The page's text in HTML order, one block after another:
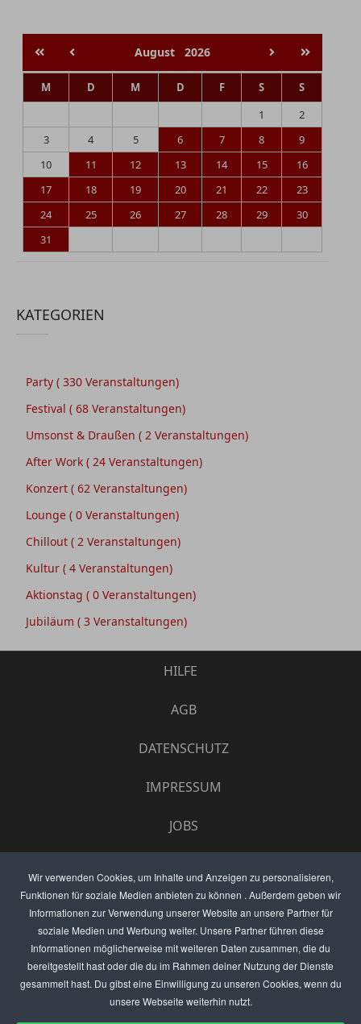
Wir verwenden Cookies, um Inhalte und Anzeigen zu personalisieren,
Funktionen für soziale Medien anbieten zu können . Außerdem geben wir
Informationen zur Verwendung unserer Website an unsere Partner für
soziale Medien und Werbung weiter. Unsere Partner führen diese
Informationen möglicherweise mit weiteren Daten zusammen, die du
bereitgestellt hast oder die du im Rahmen deiner Nutzung der Dienste
gesammelt hast. Du gibst eine Einwilligung zu unseren Cookies, wenn du
unsere Webseite weiterhin nutzt.
August 2026
M D M D F S
S
1
2
3
4 5 6 7 8
9
10
11 12 13 14 15
16
17
18 19 20 21 22
23
24
25 26 27 28 29
30
31
KATEGORIEN
Party ( 330 Veranstaltungen)
Festival ( 68 Veranstaltungen)
Umsonst & Draußen ( 2 Veranstaltungen)
After Work ( 24 Veranstaltungen)
Konzert ( 62 Veranstaltungen)
Lounge ( 0 Veranstaltungen)
Chillout ( 2 Veranstaltungen)
Kultur ( 4 Veranstaltungen)
Aktionstag ( 0 Veranstaltungen)
Jubiläum ( 3 Veranstaltungen)
HILFE
AGB
DATENSCHUTZ
IMPRESSUM
JOBS
ANZEIGEN PREISE
BEWERTET UNS
KONTAKT
THEMENVORSCHLAG